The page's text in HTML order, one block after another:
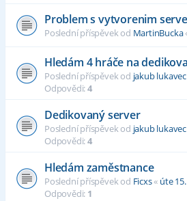
Problem s vytvorenim
Poslední příspěvek od MartinBucka
Hledám 4 hráče na
Poslední příspěvek od jakub lukavec
Odpovědi:4
Dedikovaný server
Poslední příspěvek od jakub lukavec
Odpovědi:4
Hledám zaměstnance
Poslední příspěvek od Ficxs« úte
Odpovědi: 1